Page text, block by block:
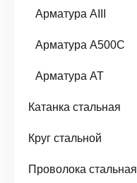
Арматура AIII
Арматура А500С
Арматура АТ
Катанка стальная
Круг стальной
Проволока стальная